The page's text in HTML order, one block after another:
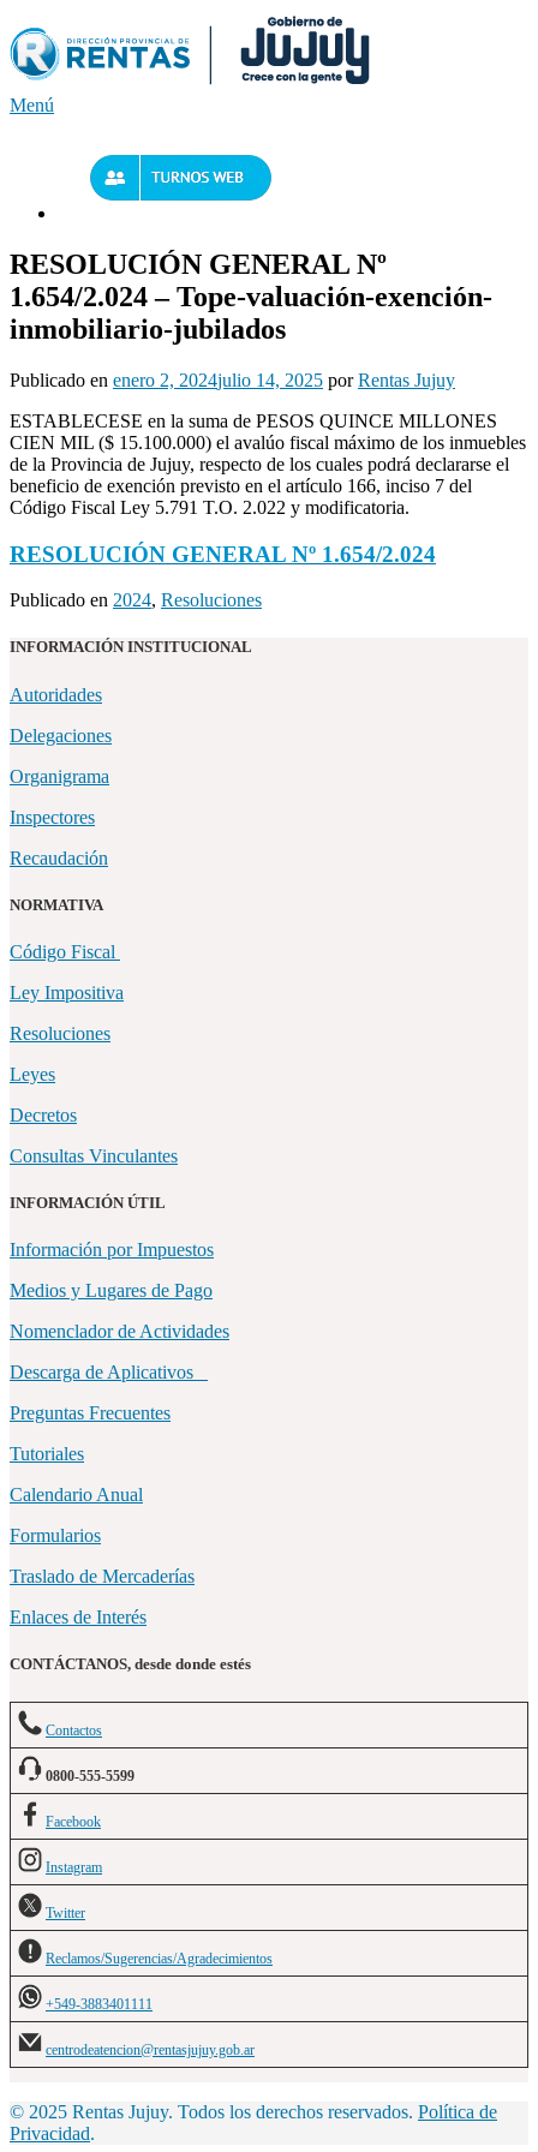
al
contenido
Menú
RESOLUCIÓN GENERAL Nº
1.654/2.024 – Tope-valuación-exención-
inmobiliario-jubilados
Publicado en enero 2, 2024julio 14, 2025 porRentas Jujuy
ESTABLECESE en la suma de PESOS QUINCE MILLONES
CIEN MIL ($ 15.100.000) el avalúo fiscal máximo de los inmuebles
de la Provincia de Jujuy, respecto de los cuales podrá declararse el
beneficio de exención previsto en el artículo 166, inciso 7 del
Código Fiscal Ley 5.791 T.O. 2.022 y modificatoria.
RESOLUCIÓN GENERAL Nº 1.654/2.024
Publicado en 2024, Resoluciones
INFORMACIÓN INSTITUCIONAL
Autoridades
Delegaciones
Organigrama
Inspectores
Recaudación
NORMATIVA
Código Fiscal
Ley Impositiva
Resoluciones
Leyes
Decretos
Consultas Vinculantes
INFORMACIÓN ÚTIL
Información por Impuestos
Medios y Lugares de Pago
Nomenclador de Actividades
Descarga de Aplicativos
Preguntas Frecuentes
Tutoriales
Calendario Anual
Formularios
Traslado de Mercaderías
Enlaces de Interés
CONTÁCTANOS, desde donde estés
Contactos
0800-555-5599
Facebook
Instagram
Twitter
Reclamos/Sugerencias/Agradecimientos
+549-3883401111
centrodeatencion@rentasjujuy.gob.ar
© 2025 Rentas Jujuy. Todos los derechos reservados. Política de
Privacidad.